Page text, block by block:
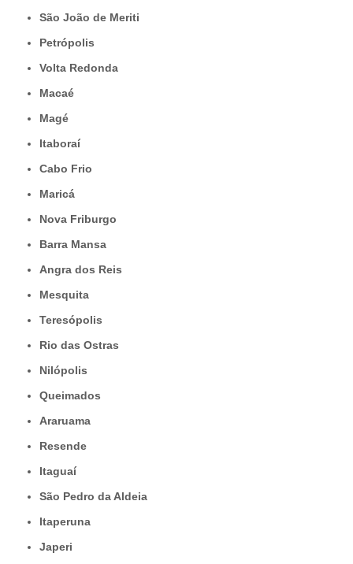
São João de Meriti
Petrópolis
Volta Redonda
Macaé
Magé
Itaboraí
Cabo Frio
Maricá
Nova Friburgo
Barra Mansa
Angra dos Reis
Mesquita
Teresópolis
Rio das Ostras
Nilópolis
Queimados
Araruama
Resende
Itaguaí
São Pedro da Aldeia
Itaperuna
Japeri